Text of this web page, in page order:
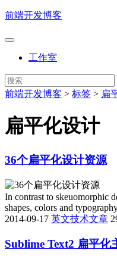
前端开发博客
工作室
前端开发博客 > 标签 > 扁
扁平化设计
36个扁平化设计资源
In contrast to skeuomorphic
shapes, colors and
2014-09-17 英文技术文章
Sublime Text2 扁平化